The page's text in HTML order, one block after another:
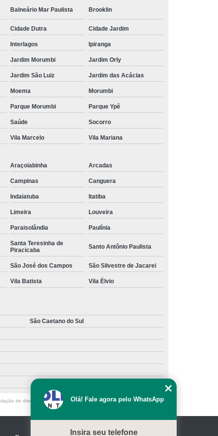
Balneário Mar Paulista Brooklin
Cidade Dutra Cidade Jardim
Interlagos Ipiranga
Jardim Morumbi Jardim Orly
Jardim São Luiz Jardim das Acácias
Moema Morumbi
Parque Morumbi Parque Ypê
Saúde Socorro
Vila Marcelo Vila Mariana
Araçoiabinha Arcadas
Campinas Canguera
Indaiatuba Itatiba
Limeira Louveira
Paraisolândia Paulínia
Santa Teresinha de
Piracicaba
Santo Antônio Paulista
São José dos Campos São Silvestre de Jacarei
Vila Batista Vila Élvio
São Caetano do Sul
de direito autoral – artigo 184 do Código Penal –Lei 9610/98 - Lei
Olá! Fale agora pelo WhatsApp
Insira seu telefone